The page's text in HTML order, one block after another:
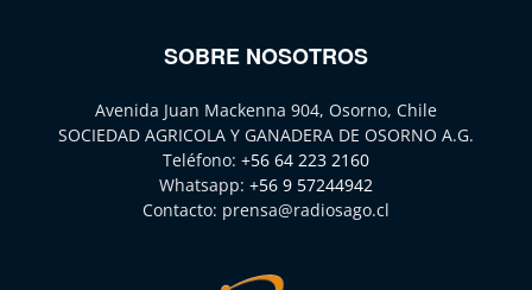
SOBRE NOSOTROS
Avenida Juan Mackenna 904, Osorno, Chile
SOCIEDAD AGRICOLA Y GANADERA DE OSORNO A.G.
Teléfono: +56 64 223 2160
Whatsapp: +56 9 57244942
Contacto: prensa@radiosago.cl